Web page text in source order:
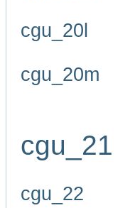
cgu_20l
cgu_20m
cgu_21
cgu_22